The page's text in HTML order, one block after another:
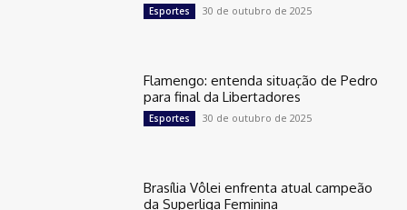
Esportes 30 de outubro de 2025
Flamengo: entenda situação de Pedro
para final da Libertadores
Esportes 30 de outubro de 2025
Brasília Vôlei enfrenta atual campeão
da Superliga Feminina